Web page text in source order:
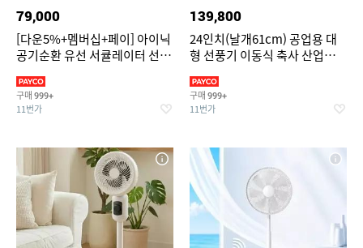
79,000
[다운5%+멤버십+페이] 아이닉
공기순환 유선 서큘레이터 선풍
구매 999+
11번가
139,800
24인치(날개61cm) 공업용 대
형 선풍기 이동식 축사 산업용
환풍기
구매 999+
11번가